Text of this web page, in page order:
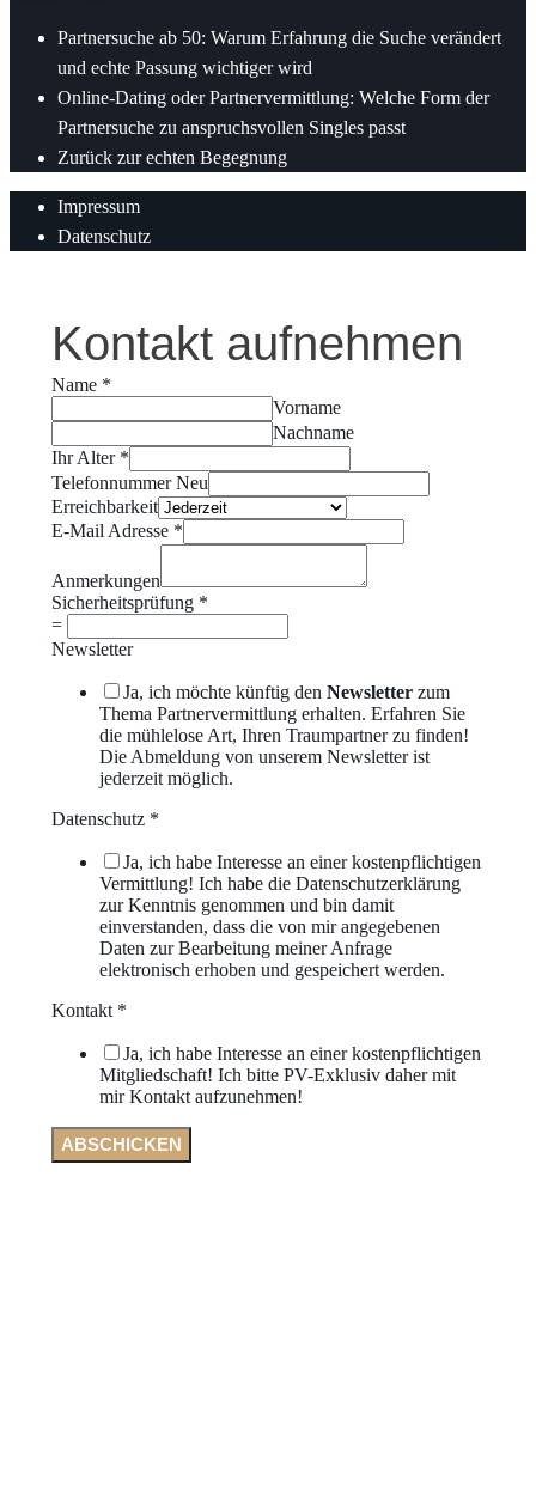
Partnersuche ab 50: Warum Erfahrung die Suche verändert
und echte Passung wichtiger wird
Online-Dating oder Partnervermittlung: Welche Form der
Partnersuche zu anspruchsvollen Singles passt
Zurück zur echten Begegnung
Impressum
Datenschutz
Kontakt aufnehmen
Name *
Vorname
Nachname
Ihr Alter *
Telefonnummer Neu
Erreichbarkeit
E-Mail Adresse *
Anmerkungen
Sicherheitsprüfung *
=
Newsletter
Ja, ich möchte künftig den Newsletter zum
Thema Partnervermittlung erhalten. Erfahren Sie
die mühlelose Art, Ihren Traumpartner zu finden!
Die Abmeldung von unserem Newsletter ist
jederzeit möglich.
Datenschutz *
Ja, ich habe Interesse an einer kostenpflichtigen
Vermittlung! Ich habe die Datenschutzerklärung
zur Kenntnis genommen und bin damit
einverstanden, dass die von mir angegebenen
Daten zur Bearbeitung meiner Anfrage
elektronisch erhoben und gespeichert werden.
Kontakt *
Ja, ich habe Interesse an einer kostenpflichtigen
Mitgliedschaft! Ich bitte PV-Exklusiv daher mit
mir Kontakt aufzunehmen!
ABSCHICKEN